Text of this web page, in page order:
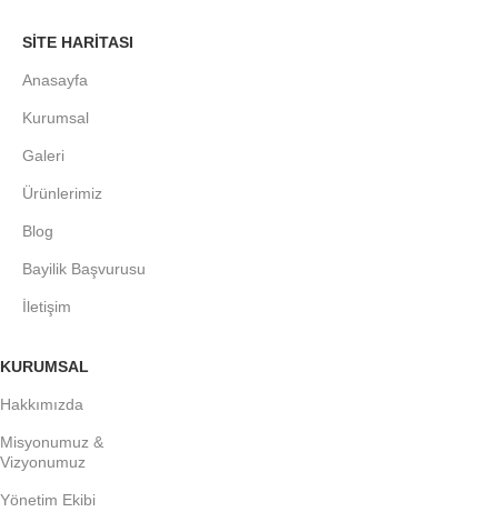
SITE HARITASI
Anasayfa
Kurumsal
Galeri
Ürünlerimiz
Blog
Bayilik Başvurusu
İletişim
KURUMSAL
Hakkımızda
Misyonumuz &
Vizyonumuz
Yönetim Ekibi